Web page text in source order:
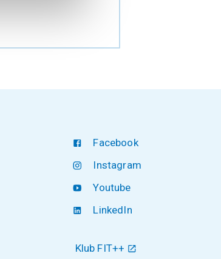
Facebook
Instagram
Youtube
LinkedIn
Klub FIT++